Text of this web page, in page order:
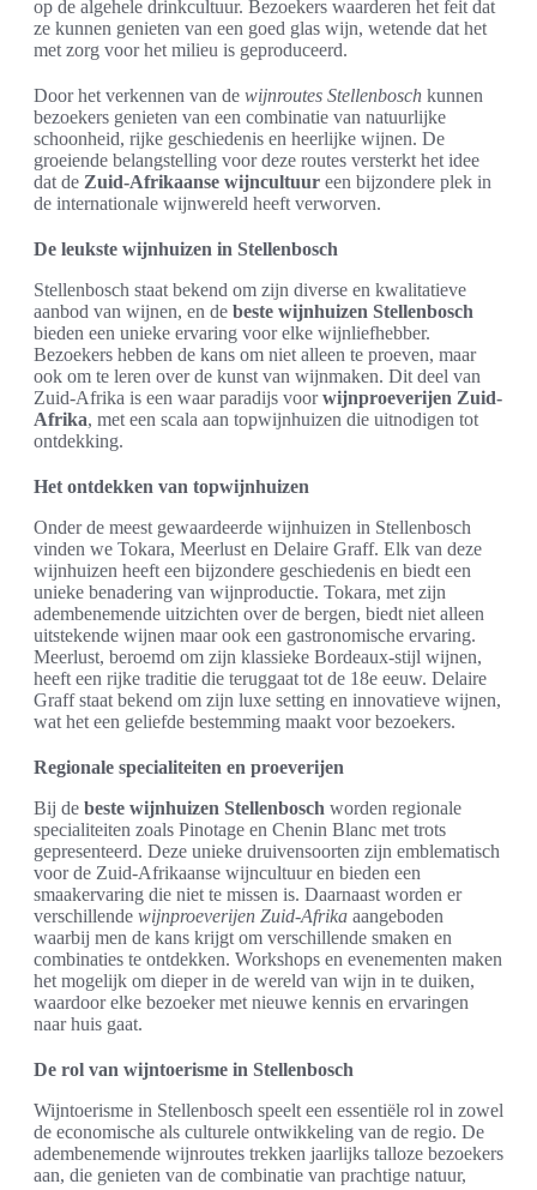
op de algehele drinkcultuur. Bezoekers waarderen het feit dat
ze kunnen genieten van een goed glas wijn, wetende dat het
met zorg voor het milieu is geproduceerd.
Door het verkennen van de wijnroutes Stellenbosch kunnen
bezoekers genieten van een combinatie van natuurlijke
schoonheid, rijke geschiedenis en heerlijke wijnen. De
groeiende belangstelling voor deze routes versterkt het idee
dat de Zuid-Afrikaanse wijncultuur een bijzondere plek in
de internationale wijnwereld heeft verworven.
De leukste wijnhuizen in Stellenbosch
Stellenbosch staat bekend om zijn diverse en kwalitatieve
aanbod van wijnen, en de beste wijnhuizen Stellenbosch
bieden een unieke ervaring voor elke wijnliefhebber.
Bezoekers hebben de kans om niet alleen te proeven, maar
ook om te leren over de kunst van wijnmaken. Dit deel van
Zuid-Afrika is een waar paradijs voorwijnproeverijen Zuid-
Afrika, met een scala aan topwijnhuizen die uitnodigen tot
ontdekking.
Het ontdekken van topwijnhuizen
Onder de meest gewaardeerde wijnhuizen in Stellenbosch
vinden we Tokara, Meerlust en Delaire Graff. Elk van deze
wijnhuizen heeft een bijzondere geschiedenis en biedt een
unieke benadering van wijnproductie. Tokara, met zijn
adembenemende uitzichten over de bergen, biedt niet alleen
uitstekende wijnen maar ook een gastronomische ervaring.
Meerlust, beroemd om zijn klassieke Bordeaux-stijl wijnen,
heeft een rijke traditie die teruggaat tot de 18e eeuw. Delaire
Graff staat bekend om zijn luxe setting en innovatieve wijnen,
wat het een geliefde bestemming maakt voor bezoekers.
Regionale specialiteiten en proeverijen
Bij de beste wijnhuizen Stellenbosch worden regionale
specialiteiten zoals Pinotage en Chenin Blanc met trots
gepresenteerd. Deze unieke druivensoorten zijn emblematisch
voor de Zuid-Afrikaanse wijncultuur en bieden een
smaakervaring die niet te missen is. Daarnaast worden er
verschillende wijnproeverijen Zuid-Afrika aangeboden
waarbij men de kans krijgt om verschillende smaken en
combinaties te ontdekken. Workshops en evenementen maken
het mogelijk om dieper in de wereld van wijn in te duiken,
waardoor elke bezoeker met nieuwe kennis en ervaringen
naar huis gaat.
De rol van wijntoerisme in Stellenbosch
Wijntoerisme in Stellenbosch speelt een essentiële rol in zowel
de economische als culturele ontwikkeling van de regio. De
adembenemende wijnroutes trekken jaarlijks talloze bezoekers
aan, die genieten van de combinatie van prachtige natuur,